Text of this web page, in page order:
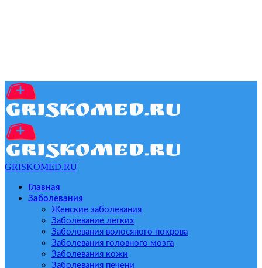
GRISKOMED.RU
Главная
Заболевания
Женские заболевания
Заболевание легких
Заболевания волосяного покрова
Заболевания головного мозга
Заболевания кожи
Заболевания печени